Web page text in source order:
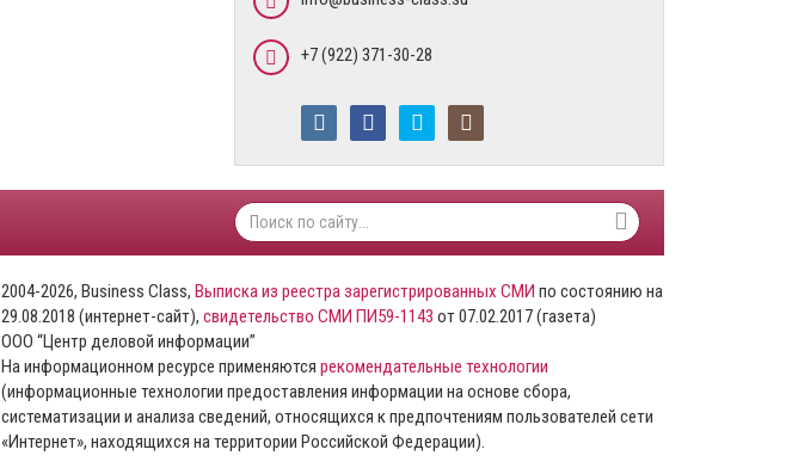
+7 (922) 371-30-28
2004-2026, Business Class, Выписка из реестра зарегистрированных СМИ по состоянию на
29.08.2018 (интернет-сайт), свидетельство СМИ ПИ59-1143 от 07.02.2017 (газета)
ООО “Центр деловой информации”
На информационном ресурсе применяются рекомендательные технологии
(информационные технологии предоставления информации на основе сбора,
систематизации и анализа сведений, относящихся к предпочтениям пользователей сети
«Интернет», находящихся на территории Российской Федерации).